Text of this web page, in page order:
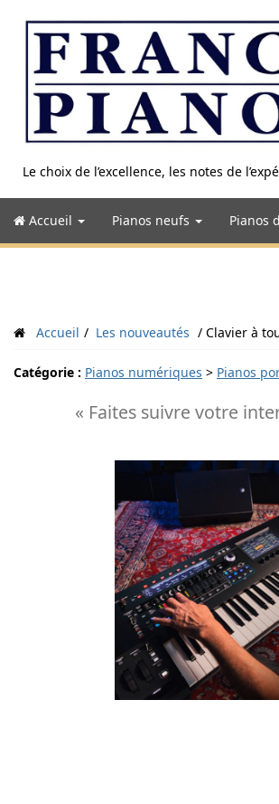
contenu
Le choix de l’excellence, les notes de
Accueil Pianos neufs Pianos
Accueil Les nouveautés Clavier à
Catégorie : Pianos numériques > Pianos
« Faites suivre votre